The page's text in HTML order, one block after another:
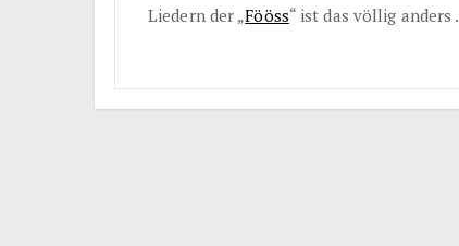
Liedern der „Fööss“ ist das völlig